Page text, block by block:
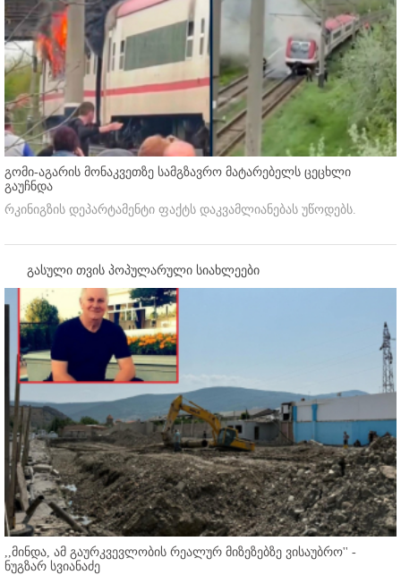
გომი-აგარის მონაკვეთზე სამგზავრო მატარებელს ცეცხლი
გაუჩნდა
რკინიგზის დეპარტამენტი ფაქტს დაკვამლიანებას უწოდებს.
გასული თვის პოპულარული სიახლეები
,,მინდა, ამ გაურკვევლობის რეალურ მიზეზებზე ვისაუბრო'' -
ნუგზარ სვიანაძე